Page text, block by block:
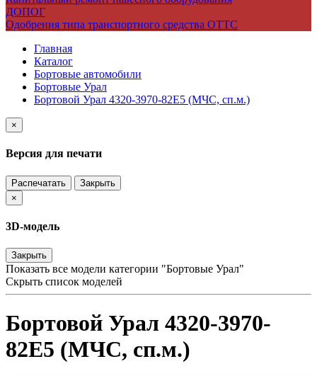
ДОПОГ
Одобрения типа транспортного средства ОТТС
Главная
Каталог
Бортовые автомобили
Бортовые Урал
Бортовой Урал 4320-3970-82Е5 (МЧС, сп.м.)
×
Версия для печати
Распечатать
Закрыть
×
3D-модель
Закрыть
Показать все модели категории "Бортовые Урал"
Скрыть список моделей
Бортовой Урал 4320-3970-
82Е5 (МЧС, сп.м.)